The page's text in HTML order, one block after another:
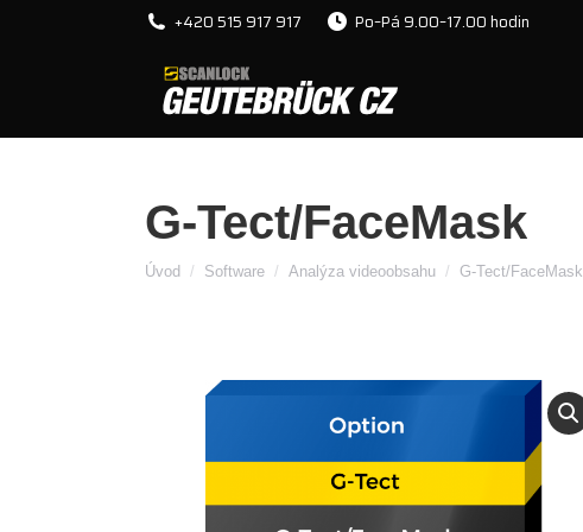
+420 515 917 917 Po–Pá 9.00–17.00 hodin
G-Tect/FaceMask
You are here:
Úvod Software Analýza videoobsahu G-Tect/FaceMask